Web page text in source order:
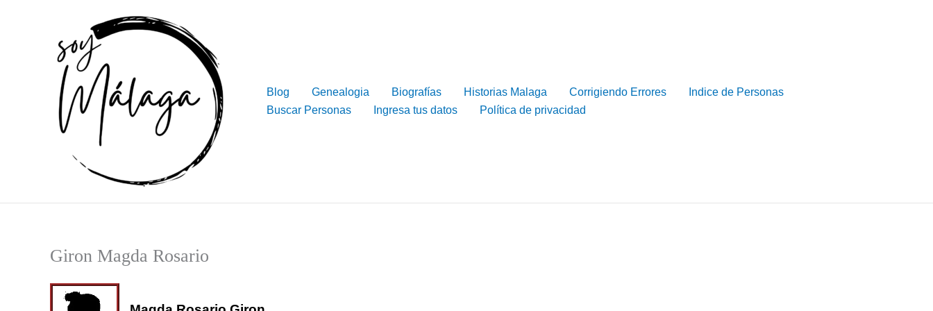
Blog Genealogia Biografías Historias Malaga Corrigiendo Errores
Indice de Personas
Buscar Personas
Ingresa tus datos Política de privacidad
Giron Magda Rosario